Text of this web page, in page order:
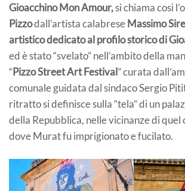
Gioacchino Mon Amour,si chiama così
Pizzodall’artista calabreseMassimo
artistico dedicato al profilo storico di
ed è stato “svelato” nell’ambito della
“Pizzo Street Art Festival” curata
comunale guidata dal sindaco Sergio
ritratto si definisce sulla “tela” di un
della Repubblica, nelle vicinanze di quel
dove Murat fu imprigionato e fucilato.